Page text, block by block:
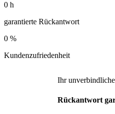
0 h
garantierte Rückantwort
0 %
Kundenzufriedenheit
Ihr
Rückantwort